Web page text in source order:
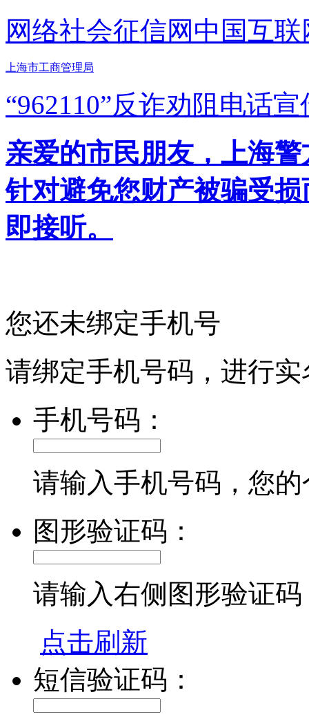
网络社会征信网 中国互
上海市工商管理局
“962110”反诈劝阻电话宣
亲爱的市民朋友，上海
针对避免您财产被骗受
即接听。
您还未绑定手机号
请绑定手机号码，进行
手机号码：
请输入手机号码，您
图形验证码：
请输入右侧图形验证码
点击刷新
短信验证码：